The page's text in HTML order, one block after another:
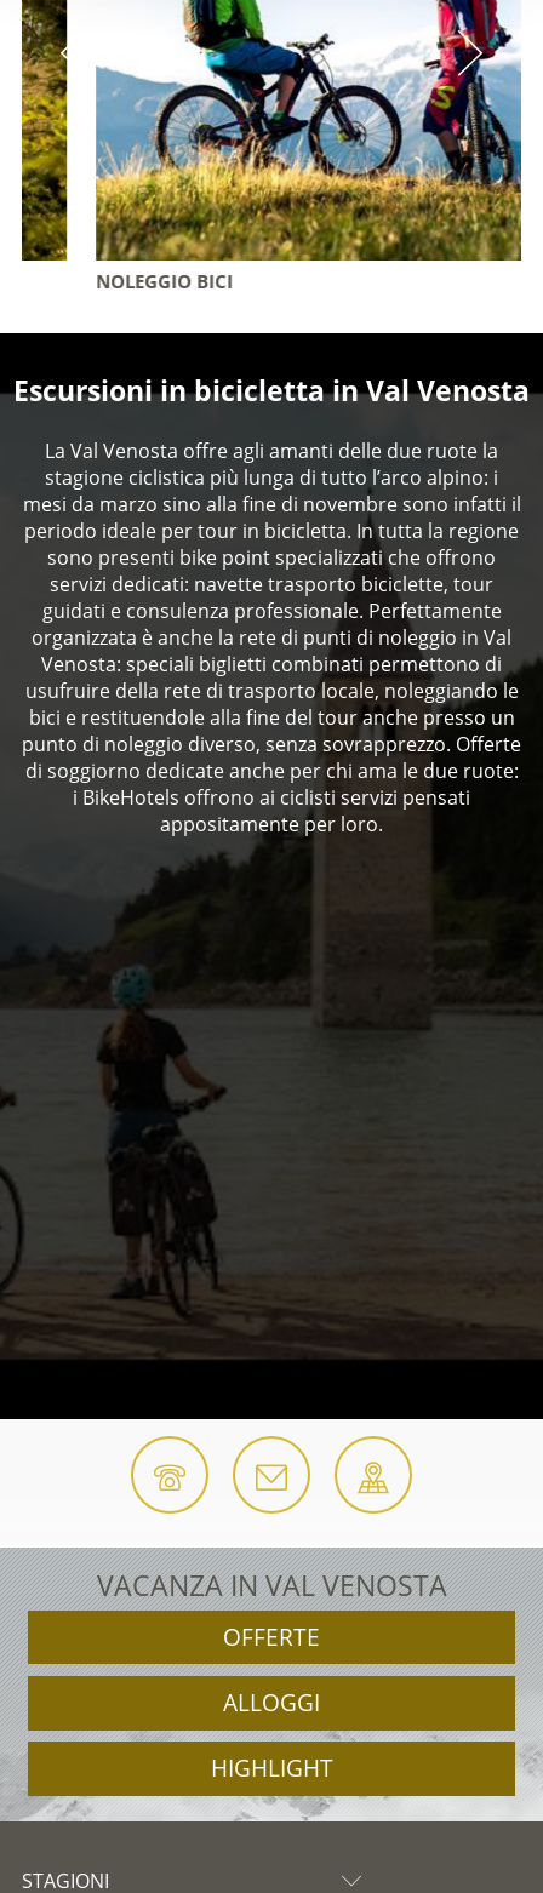
NOLEGGIO BICI
Escursioni in bicicletta in Val Venosta
La Val Venosta offre agli amanti delle due ruote la
stagione ciclistica più lunga di tutto l’arco alpino: i
mesi da marzo sino alla fine di novembre sono infatti il
periodo ideale per tour in bicicletta. In tutta la regione
sono presenti bike point specializzati che offrono
servizi dedicati: navette trasporto biciclette, tour
guidati e consulenza professionale. Perfettamente
organizzata è anche la rete di punti di noleggio in Val
Venosta: speciali biglietti combinati permettono di
usufruire della rete di trasporto locale, noleggiando le
bici e restituendole alla fine del tour anche presso un
punto di noleggio diverso, senza sovrapprezzo. Offerte
di soggiorno dedicate anche per chi ama le due ruote:
i BikeHotels offrono ai ciclisti servizi pensati
appositamente per loro.
VACANZA IN VAL VENOSTA
OFFERTE
ALLOGGI
HIGHLIGHT
STAGIONI